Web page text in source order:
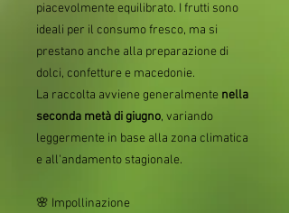
piacevolmente equilibrato. I frutti sono
ideali per il consumo fresco, ma si
prestano anche alla preparazione di
dolci, confetture e macedonie.
La raccolta avviene generalmente nella
seconda metà di giugno, variando
leggermente in base alla zona climatica
e all'andamento stagionale.
🌸 Impollinazione